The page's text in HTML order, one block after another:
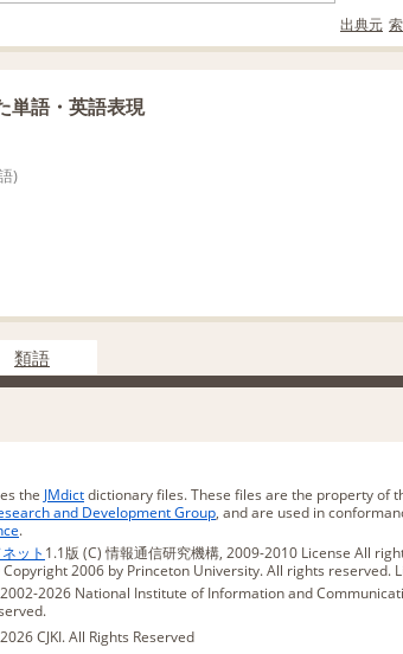
出典元
単語・英語表現
)
類語
the JMdictdictionary files. These files are the property of
and Development Group, and are used in
.
ット 1.1版 (C) 情報通信研究機構, 2009-2010 License All
2006 by Princeton University. All rights reserved.
2026 National Institute of Information and
CJKI. All Rights Reserved